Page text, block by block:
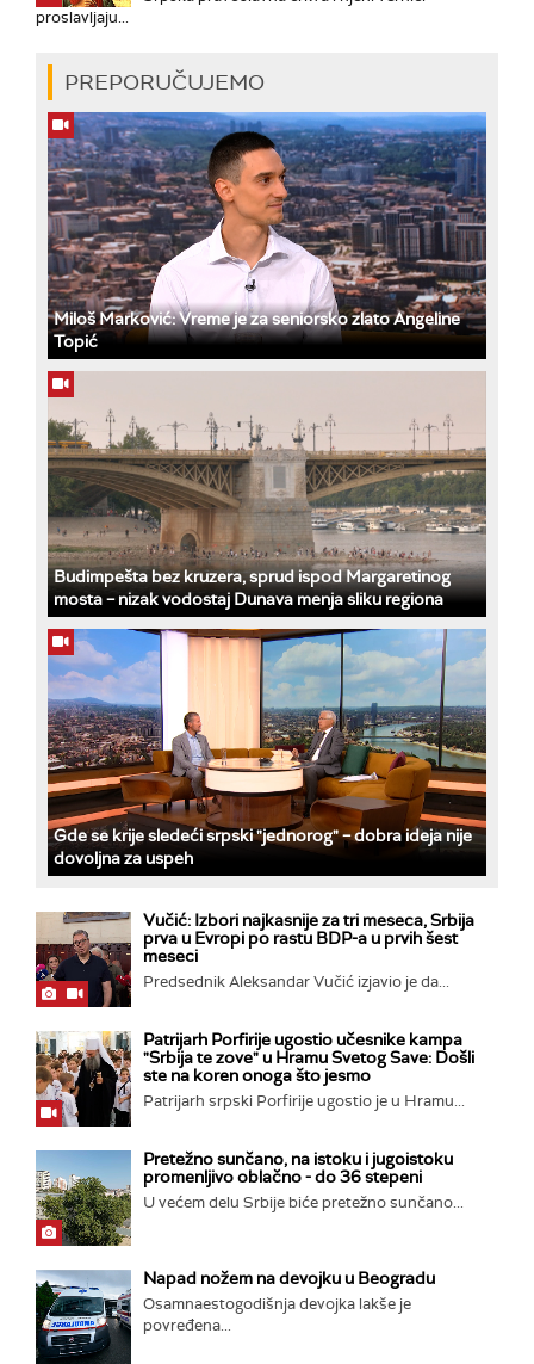
proslavljaju...
PREPORUČUJEMO
Miloš Marković: Vreme je za seniorsko zlato Angeline
Topić
Budimpešta bez kruzera, sprud ispod Margaretinog
mosta – nizak vodostaj Dunava menja sliku regiona
Gde se krije sledeći srpski "jednorog" – dobra ideja nije
dovoljna za uspeh
Vučić: Izbori najkasnije za tri meseca, Srbija
prva u Evropi po rastu BDP-a u prvih šest
meseci
Predsednik Aleksandar Vučić izjavio je da...
Patrijarh Porfirije ugostio učesnike kampa
"Srbija te zove" u Hramu Svetog Save: Došli
ste na koren onoga što jesmo
Patrijarh srpski Porfirije ugostio je u Hramu...
Pretežno sunčano, na istoku i jugoistoku
promenljivo oblačno - do 36 stepeni
U većem delu Srbije biće pretežno sunčano...
Napad nožem na devojku u Beogradu
Osamnaestogodišnja devojka lakše je
povređena...